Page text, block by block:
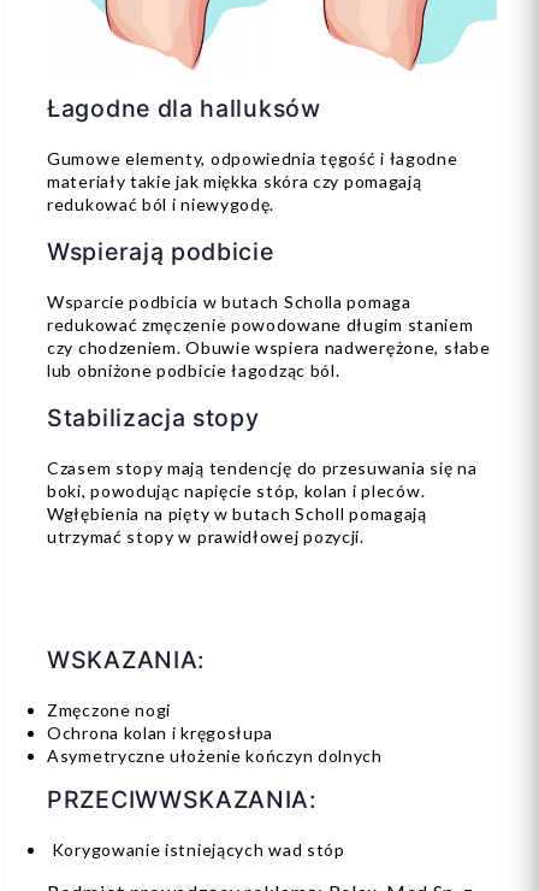
Łagodne dla halluksów
Gumowe elementy, odpowiednia tęgość i łagodne
materiały takie jak miękka skóra czy pomagają
redukować ból i niewygodę.
Wspierają podbicie
Wsparcie podbicia w butach Scholla pomaga
redukować zmęczenie powodowane długim staniem
czy chodzeniem. Obuwie wspiera nadwerężone, słabe
lub obniżone podbicie łagodząc ból.
Stabilizacja stopy
Czasem stopy mają tendencję do przesuwania się na
boki, powodując napięcie stóp, kolan i pleców.
Wgłębienia na pięty w butach Scholl pomagają
utrzymać stopy w prawidłowej pozycji.
WSKAZANIA:
Zmęczone nogi
Ochrona kolan i kręgosłupa
Asymetryczne ułożenie kończyn dolnych
PRZECIWWSKAZANIA:
Korygowanie istniejących wad stóp